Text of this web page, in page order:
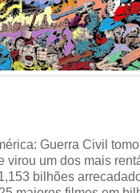
Guerra Civil
virou um dos mais
bilhões